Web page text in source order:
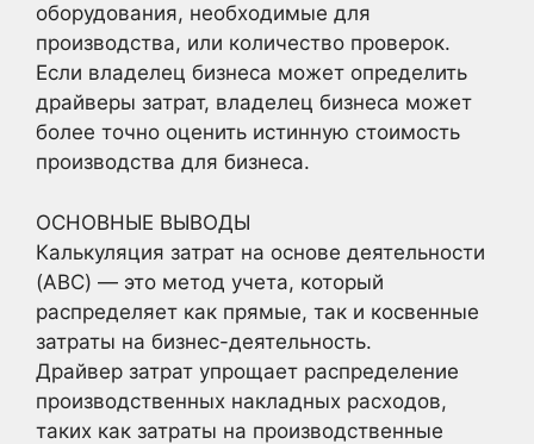
оборудования, необходимые для
производства, или количество проверок.
Если владелец бизнеса может определить
драйверы затрат, владелец бизнеса может
более точно оценить истинную стоимость
производства для бизнеса.
ОСНОВНЫЕ ВЫВОДЫ
Калькуляция затрат на основе деятельности
(ABC) — это метод учета, который
распределяет как прямые, так и косвенные
затраты на бизнес-деятельность.
Драйвер затрат упрощает распределение
производственных накладных расходов,
таких как затраты на производственные